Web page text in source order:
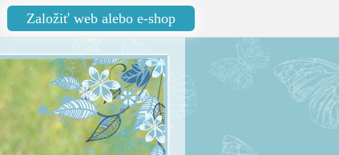
Založiť web alebo e-shop